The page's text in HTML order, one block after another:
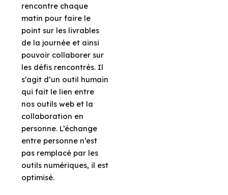
rencontre chaque
matin pour faire le
point sur les livrables
de la journée et ainsi
pouvoir collaborer sur
les défis rencontrés. Il
s’agit d’un outil humain
qui fait le lien entre
nos outils web et la
collaboration en
personne. L’échange
entre personne n’est
pas remplacé par les
outils numériques, il est
optimisé.